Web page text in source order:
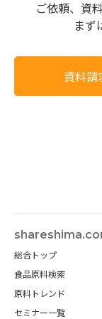
ご依頼、資
まず
資料請
総合トップ
食品原料検索
原料トレンド
セミナー一覧